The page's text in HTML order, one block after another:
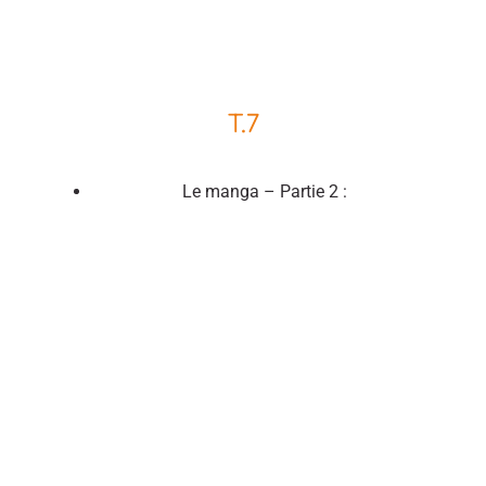
T.7
Le manga – Partie 2 :